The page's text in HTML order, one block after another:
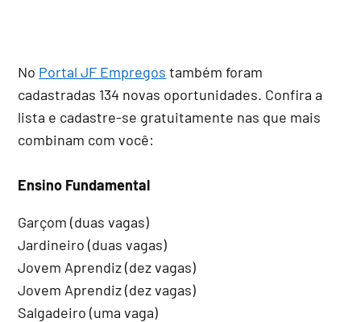
No Portal JF Empregos também foram
cadastradas 134 novas oportunidades. Confira a
lista e cadastre-se gratuitamente nas que mais
combinam com você:
Ensino Fundamental
Garçom (duas vagas)
Jardineiro (duas vagas)
Jovem Aprendiz (dez vagas)
Jovem Aprendiz (dez vagas)
Salgadeiro (uma vaga)